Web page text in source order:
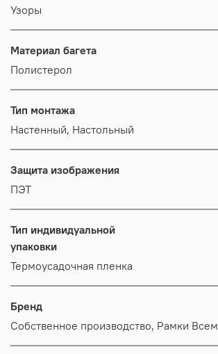
Узоры
Материал багета
Полистерол
Тип монтажа
Настенный, Настольный
Защита изображения
ПЭТ
Тип индивидуальной
упаковки
Термоусадочная пленка
Бренд
Собственное производство, Рамки Всем